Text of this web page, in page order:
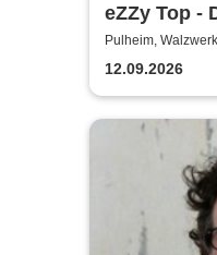
eZZy Top -
Coverband
Pulheim,
12.09.2026